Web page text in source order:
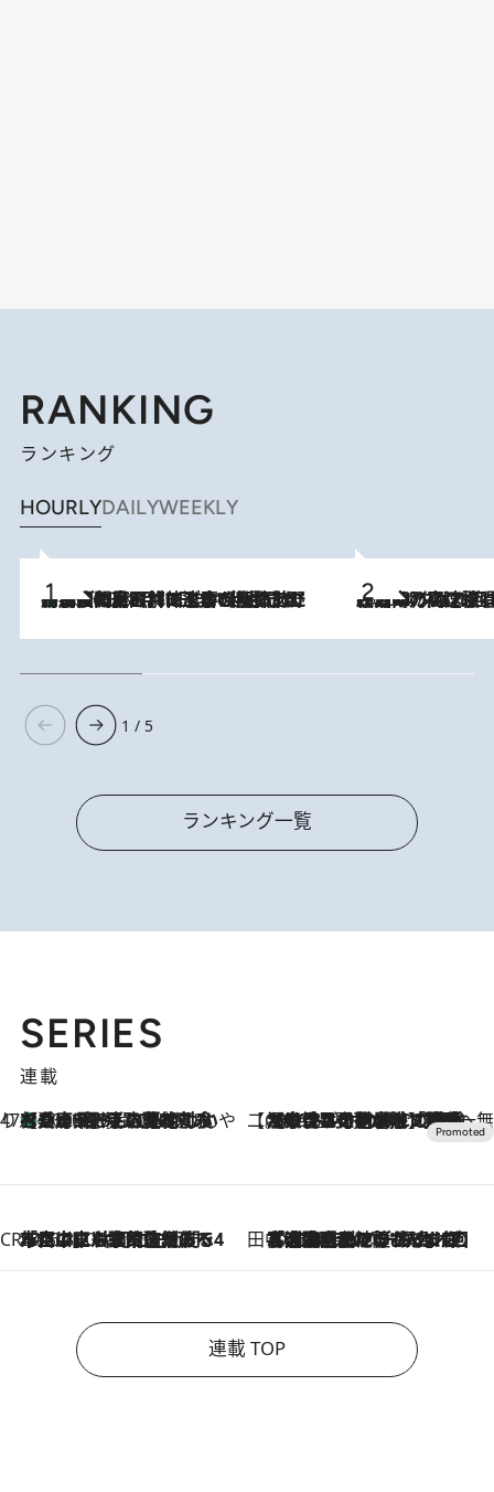
RANKING
ランキング
HOURLYDAILYWEEKLY
2026.8.8
「最後に見られてよかった」上野動物園の東園パンダ舎が解体前に特別公開。8月16日まで延長されたパネル展と共に辿る“半世紀”のパンダ飼育《解体工事の図面あり》 2026.8.7
「湘南乃風に憧れて」観客大盛上がりの“タオル回し”に、ラッパー顔負けの高速歌唱まで…さだまさし（74）のアグレッシブすぎる現在地
1 / 5
ランキング一覧
SERIES
連載
47都道府県の手みやげ ひんやりスイーツで夏を満喫
2026.8.8
【兵庫県】この夏絶対食べたい 冷やしておいしいおやつ3選 淡路島の恵みをジェラートに集約 【CREA×星野リゾート】唯一無二。癒しと発見が待つ場所へ
2026.8.7
【トンボの足水浴】ヒノキの香りに包まれて涼感マックス！約13℃の湧水かけ流しを避暑地「星野温泉 トンボの湯」で体験
CREA'S CHOICE
2026.8.7
「立川にも歌舞伎があるんだよ」 片岡仁左衛門・市川中車ら豪華座組みで4年目の立川立飛歌舞伎へ 田中稲の勝手に再ブーム
2026.8.7
「湘南乃風に憧れて」観客大盛上がりの“タオル回し”に、ラッパー顔負けの高速歌唱まで…さだまさし（74）のアグレッシブすぎる現在地
連載 TOP